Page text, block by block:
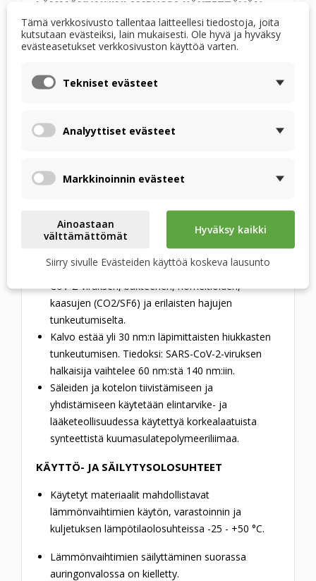
LÄMMÖNVAIHINLAMPUSSA KÄYTETTÄVÄN
KALVON OMINAISUUDET:
Kalvo on polymeerimateriaalia, jolla on korkea
Kalvo päästää vesihöyryn läpi, mutta estää
Kalvossa on erityinen pinnoite, joka kestää
varmistamiseksi käytön aikana.
Kalvo kestää erinomaisesti ympäristön vaikutuksia
ja lämpötilanvaihteluita -25 °C:sta +50 °C:een.
Kalvo varmistaa alhaisen vuodon (<1 %).
Rakenteensa ansiosta kalvo suojaa tiloja SARS-
CoV-2-viruksen, bakteerien, homeitiöiden,
kaasujen (CO2/SF6) ja erilaisten hajujen
tunkeutumiselta.
Kalvo estää yli 30 nm:n läpimittaisten hiukkasten
tunkeutumisen. Tiedoksi: SARS-CoV-2-viruksen
halkaisija vaihtelee 60 nm:stä 140 nm:iin.
Säleiden ja kotelon tiivistämiseen ja
yhdistämiseen käytetään elintarvike- ja
lääketeollisuudessa käytettyä korkealaatuista
synteettistä kuumasulatepolymeeriliimaa.
KÄYTTÖ- JA SÄILYTYSOLOSUHTEET
Käytetyt materiaalit mahdollistavat
lämmönvaihtimien käytön, varastoinnin ja
kuljetuksen lämpötilaolosuhteissa -25 - +50 °C.
Lämmönvaihtimien säilyttäminen suorassa
auringonvalossa on kielletty.
Tämä verkkosivusto tallentaa laitteellesi tiedostoja, joita
kutsutaan evästeiksi, lain mukaisesti. Ole hyvä ja hyväksy
evästeasetukset verkkosivuston käyttöä varten.
Tekniset evästeet
Analyyttiset evästeet
Markkinoinnin evästeet
Ainoastaan
välttämättömät
Hyväksy kaikki
Siirry sivulle Evästeiden käyttöä koskeva lausunto